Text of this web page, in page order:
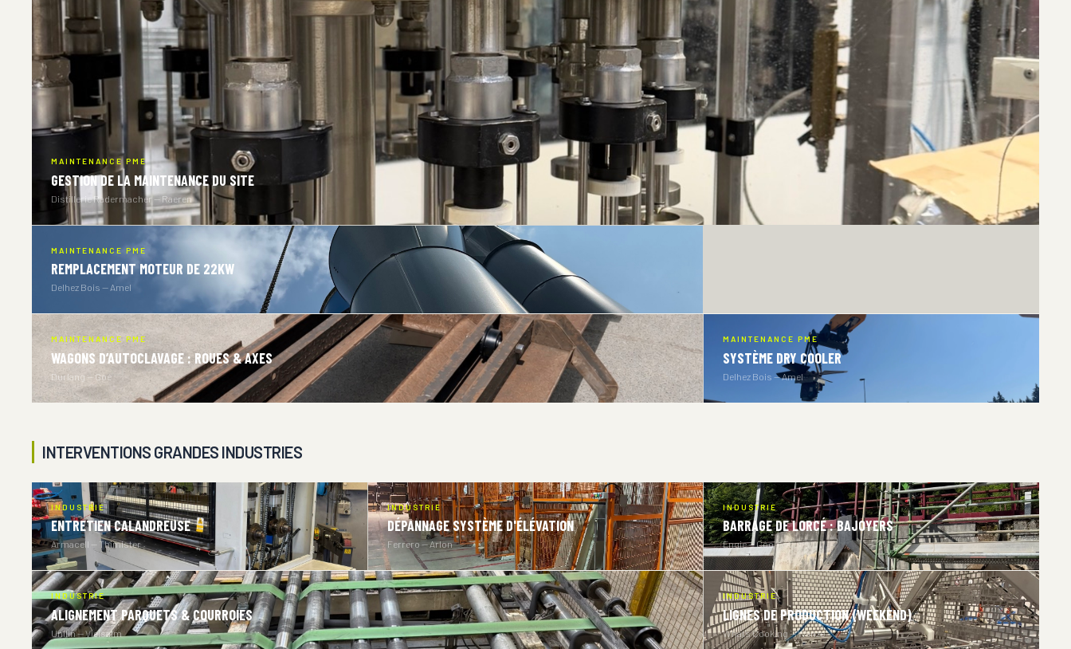
MAINTENANCE PME
GESTION DE LA MAINTENANCE DU SITE
Distillerie Radermacher — Raeren
MAINTENANCE PME
REMPLACEMENT MOTEUR DE 22KW
Delhez Bois — Amel
MAINTENANCE PME
WAGONS D’AUTOCLAVAGE : ROUES & AXES
Durlang — Goé
MAINTENANCE PME
SYSTÈME DRY COOLER
Delhez Bois — Amel
INTERVENTIONS GRANDES INDUSTRIES
INDUSTRIE
ENTRETIEN CALANDREUSE
Armacell — Thimister
INDUSTRIE
DÉPANNAGE SYSTÈME D'ÉLÉVATION
Ferrero — Arlon
INDUSTRIE
BARRAGE DE LORCÉ : BAJOYERS
Engie — Coo
INDUSTRIE
ALIGNEMENT PARQUETS & COURROIES
Unilin — Vielsalm
INDUSTRIE
LIGNES DE PRODUCTION (WEEKEND)
What’s Cooking — Wanze